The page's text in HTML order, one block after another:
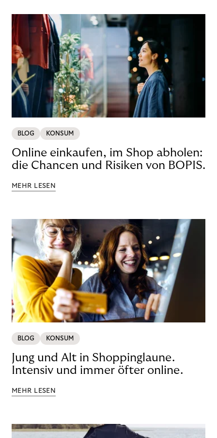
BLOG KONSUM
Online einkaufen, im Shop abholen:
die Chancen und Risiken von BOPIS.
MEHR LESEN
BLOG KONSUM
Jung und Alt in Shoppinglaune.
Intensiv und immer öfter online.
MEHR LESEN